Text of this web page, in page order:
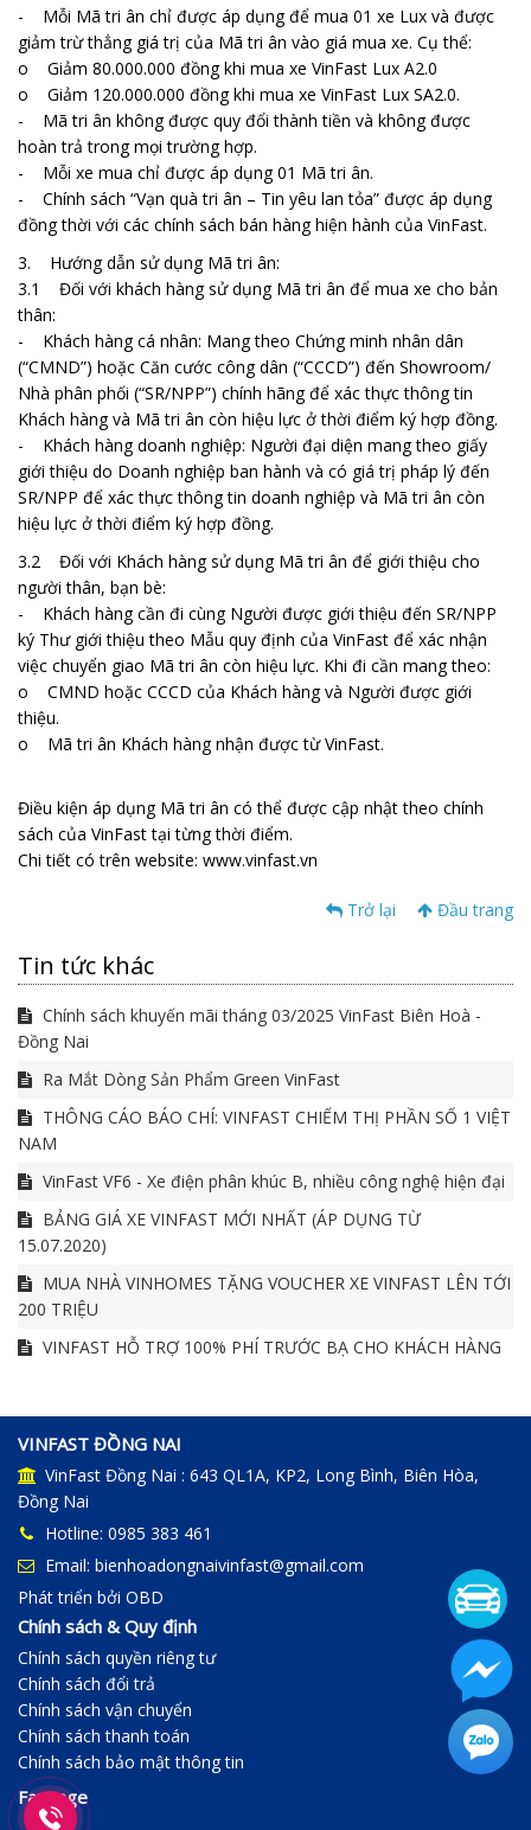
- Mỗi Mã tri ân chỉ được áp dụng để mua 01 xe Lux và được
giảm trừ thẳng giá trị của Mã tri ân vào giá mua xe. Cụ thể:
o Giảm 80.000.000 đồng khi mua xe VinFast Lux A2.0
o Giảm 120.000.000 đồng khi mua xe VinFast Lux SA2.0.
- Mã tri ân không được quy đổi thành tiền và không được
hoàn trả trong mọi trường hợp.
- Mỗi xe mua chỉ được áp dụng 01 Mã tri ân.
- Chính sách “Vạn quà tri ân – Tin yêu lan tỏa” được áp dụng
đồng thời với các chính sách bán hàng hiện hành của VinFast.
3. Hướng dẫn sử dụng Mã tri ân:
3.1 Đối với khách hàng sử dụng Mã tri ân để mua xe cho bản
thân:
- Khách hàng cá nhân: Mang theo Chứng minh nhân dân
(“CMND”) hoặc Căn cước công dân (“CCCD”) đến Showroom/
Nhà phân phối (“SR/NPP”) chính hãng để xác thực thông tin
Khách hàng và Mã tri ân còn hiệu lực ở thời điểm ký hợp đồng.
- Khách hàng doanh nghiệp: Người đại diện mang theo giấy
giới thiệu do Doanh nghiệp ban hành và có giá trị pháp lý đến
SR/NPP để xác thực thông tin doanh nghiệp và Mã tri ân còn
hiệu lực ở thời điểm ký hợp đồng.
3.2 Đối với Khách hàng sử dụng Mã tri ân để giới thiệu cho
người thân, bạn bè:
- Khách hàng cần đi cùng Người được giới thiệu đến SR/NPP
ký Thư giới thiệu theo Mẫu quy định của VinFast để xác nhận
việc chuyển giao Mã tri ân còn hiệu lực. Khi đi cần mang theo:
o CMND hoặc CCCD của Khách hàng và Người được giới
thiệu.
o Mã tri ân Khách hàng nhận được từ VinFast.
Điều kiện áp dụng Mã tri ân có thể được cập nhật theo chính
sách của VinFast tại từng thời điểm.
Chi tiết có trên website: www.vinfast.vn
Trở lại Đầu trang
Tin tức khác
Chính sách khuyến mãi tháng 03/2025 VinFast Biên Hoà -
Đồng Nai
Ra Mắt Dòng Sản Phẩm Green VinFast
THÔNG CÁO BÁO CHÍ: VINFAST CHIẾM THỊ PHẦN SỐ 1 VIỆT
NAM
VinFast VF6 - Xe điện phân khúc B, nhiều công nghệ hiện đại
BẢNG GIÁ XE VINFAST MỚI NHẤT (ÁP DỤNG TỪ
15.07.2020)
MUA NHÀ VINHOMES TẶNG VOUCHER XE VINFAST LÊN TỚI
200 TRIỆU
VINFAST HỖ TRỢ 100% PHÍ TRƯỚC BẠ CHO KHÁCH HÀNG
VINFAST ĐỒNG NAI
VinFast Đồng Nai : 643 QL1A, KP2, Long Bình, Biên Hòa,
Đồng Nai
Hotline: 0985 383 461
Email: bienhoadongnaivinfast@gmail.com
Phát triển bởi OBD
Chính sách & Quy định
Chính sách quyền riêng tư
Chính sách đổi trả
Chính sách vận chuyển
Chính sách thanh toán
Chính sách bảo mật thông tin
Fanpage